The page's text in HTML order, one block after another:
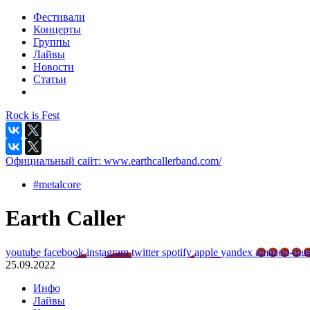
Фестивали
Концерты
Группы
Лайвы
Новости
Статьи
Rock is Fest
Официальный сайт: www.earthcallerband.com/
#metalcore
Earth Caller
youtube facebookinstagramtwitterspotifyapple yandex amazon-
25.09.2022
Инфо
Лайвы